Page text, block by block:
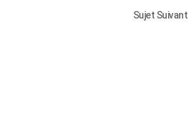
Sujet Suivant